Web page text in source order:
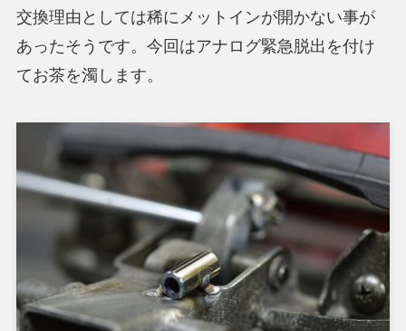
交換理由としては稀にメットインが開かない事が
あったそうです。今回はアナログ緊急脱出を付け
てお茶を濁します。